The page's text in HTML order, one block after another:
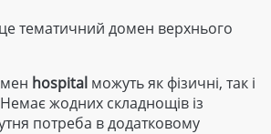
тематичний домен верхнього
hospital можуть як фізичні, так і
жодних складнощів із
потреба в додатковому